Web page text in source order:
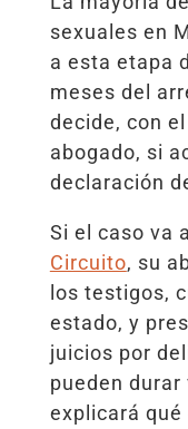
sexuales en
a esta etapa
meses del
decide, con
abogado, si
declaración
Si el caso va
Circuito, su
los testigos,
estado, y
juicios por
pueden durar
explicará